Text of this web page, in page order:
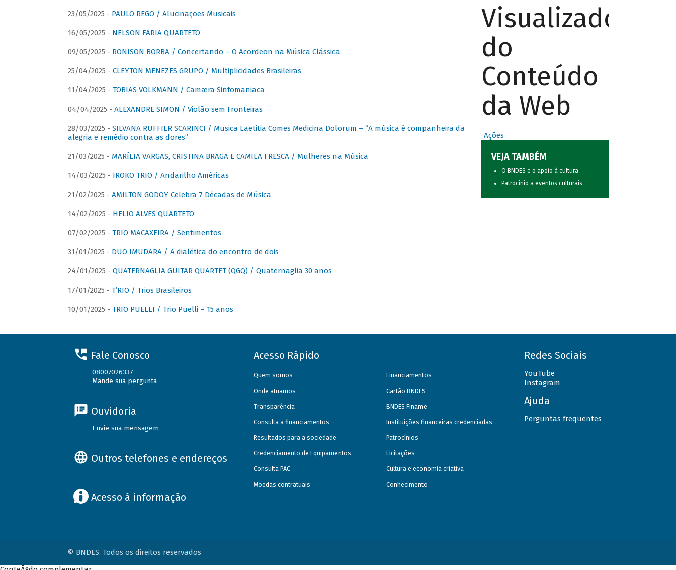
23/05/2025 - PAULO REGO / Alucinações Musicais
16/05/2025 - NELSON FARIA QUARTETO
09/05/2025 - RONISON BORBA / Concertando – O Acordeon na Música Clássica
25/04/2025 - CLEYTON MENEZES GRUPO / Multiplicidades Brasileiras
11/04/2025 - TOBIAS VOLKMANN / Camæra Sinfomaniaca
04/04/2025 - ALEXANDRE SIMON / Violão sem Fronteiras
28/03/2025 - SILVANA RUFFIER SCARINCI / Musica Laetitia Comes Medicina Dolorum – “A música é companheira da
alegria e remédio contra as dores”
21/03/2025 - MARÍLIA VARGAS, CRISTINA BRAGA E CAMILA FRESCA / Mulheres na Música
14/03/2025 - IROKO TRIO / Andarilho Américas
21/02/2025 - AMILTON GODOY Celebra 7 Décadas de Música
14/02/2025 - HELIO ALVES QUARTETO
07/02/2025 - TRIO MACAXEIRA / Sentimentos
31/01/2025 - DUO IMUDARA / A dialética do encontro de dois
24/01/2025 - QUATERNAGLIA GUITAR QUARTET (QGQ) / Quaternaglia 30 anos
17/01/2025 - T’RIO / Trios Brasileiros
10/01/2025 - TRIO PUELLI / Trio Puelli – 15 anos
Visualizador
do
Conteúdo
da Web
Ações
VEJA TAMBÉM
O BNDES e o apoio à cultura
Patrocínio a eventos culturais
Fale Conosco
08007026337
Mande sua pergunta
Ouvidoria
Envie sua mensagem
Outros telefones e endereços
Acesso à informação
Acesso Rápido
Quem somos
Onde atuamos
Transparência
Consulta a financiamentos
Resultados para a sociedade
Credenciamento de Equipamentos
Consulta PAC
Moedas contratuais
Financiamentos
Cartão BNDES
BNDES Finame
Instituições financeiras credenciadas
Patrocínios
Licitações
Cultura e economia criativa
Conhecimento
Redes Sociais
YouTube
Instagram
Ajuda
Perguntas frequentes
© BNDES. Todos os direitos reservados